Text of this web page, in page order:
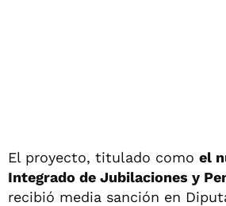
El proyecto, titulado como el
Integrado de Jubilaciones y
recibió media sanción en